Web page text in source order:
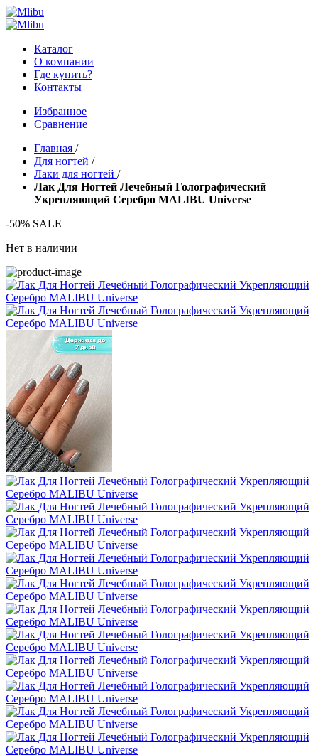
Каталог
О компании
Где купить?
Контакты
Избранное
Сравнение
Главная /
Для ногтей /
Лаки для ногтей /
Лак Для Ногтей Лечебный Голографический
Укрепляющий Серебро MALIBU Universe
-50% SALE
Нет в наличии